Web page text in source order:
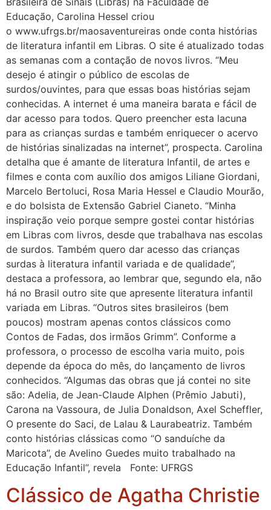
Educação, Carolina Hessel criou
o www.ufrgs.br/maosaventureiras onde conta histórias
de literatura infantil em Libras. O site é atualizado todas
as semanas com a contação de novos livros. “Meu
desejo é atingir o público de escolas de
surdos/ouvintes, para que essas boas histórias sejam
conhecidas. A internet é uma maneira barata e fácil de
dar acesso para todos. Quero preencher esta lacuna
para as crianças surdas e também enriquecer o acervo
de histórias sinalizadas na internet”, prospecta. Carolina
detalha que é amante de literatura Infantil, de artes e
filmes e conta com auxílio dos amigos Liliane Giordani,
Marcelo Bertoluci, Rosa Maria Hessel e Claudio Mourão,
e do bolsista de Extensão Gabriel Cianeto. “Minha
inspiração veio porque sempre gostei contar histórias
em Libras com livros, desde que trabalhava nas escolas
de surdos. Também quero dar acesso das crianças
surdas à literatura infantil variada e de qualidade”,
destaca a professora, ao lembrar que, segundo ela, não
há no Brasil outro site que apresente literatura infantil
variada em Libras. “Outros sites brasileiros (bem
poucos) mostram apenas contos clássicos como
Contos de Fadas, dos irmãos Grimm”. Conforme a
professora, o processo de escolha varia muito, pois
depende da época do mês, do lançamento de livros
conhecidos. “Algumas das obras que já contei no site
são: Adelia, de Jean-Claude Alphen (Prêmio Jabuti),
Carona na Vassoura, de Julia Donaldson, Axel Scheffler,
O presente do Saci, de Lalau & Laurabeatriz. Também
conto histórias clássicas como “O sanduíche da
Maricota”, de Avelino Guedes muito trabalhado na
Educação Infantil”, revela Fonte: UFRGS
Clássico de Agatha Christie